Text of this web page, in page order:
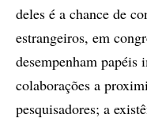
deles é a chance de
estrangeiros, em
desempenham papéis
colaborações a
pesquisadores; a